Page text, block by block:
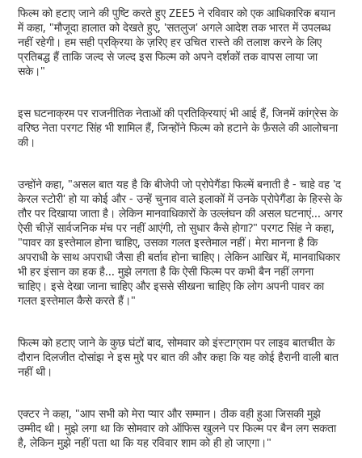
फिल्म को हटाए जाने की पुष्टि करते हुए ZEE5 ने रविवार को एक आधिकारिक बयान
में कहा, "मौजूदा हालात को देखते हुए, 'सतलुज' अगले आदेश तक भारत में उपलब्ध
नहीं रहेगी। हम सही प्रक्रिया के ज़रिए हर उचित रास्ते की तलाश करने के लिए
प्रतिबद्ध हैं ताकि जल्द से जल्द इस फिल्म को अपने दर्शकों तक वापस लाया जा
सके।"
इस घटनाक्रम पर राजनीतिक नेताओं की प्रतिक्रियाएं भी आई हैं, जिनमें कांग्रेस के
वरिष्ठ नेता परगट सिंह भी शामिल हैं, जिन्होंने फिल्म को हटाने के फ़ैसले की आलोचना
की।
उन्होंने कहा, "असल बात यह है कि बीजेपी जो प्रोपेगैंडा फिल्में बनाती है - चाहे वह 'द
केरल स्टोरी' हो या कोई और - उन्हें चुनाव वाले इलाकों में उनके प्रोपेगैंडा के हिस्से के
तौर पर दिखाया जाता है। लेकिन मानवाधिकारों के उल्लंघन की असल घटनाएं... अगर
ऐसी चीज़ें सार्वजनिक मंच पर नहीं आएंगी, तो सुधार कैसे होगा?" परगट सिंह ने कहा,
"पावर का इस्तेमाल होना चाहिए, उसका गलत इस्तेमाल नहीं। मेरा मानना ​​है कि
अपराधी के साथ अपराधी जैसा ही बर्ताव होना चाहिए। लेकिन आखिर में, मानवाधिकार
भी हर इंसान का हक है... मुझे लगता है कि ऐसी फिल्म पर कभी बैन नहीं लगना
चाहिए। इसे देखा जाना चाहिए और इससे सीखना चाहिए कि लोग अपनी पावर का
गलत इस्तेमाल कैसे करते हैं।"
फिल्म को हटाए जाने के कुछ घंटों बाद, सोमवार को इंस्टाग्राम पर लाइव बातचीत के
दौरान दिलजीत दोसांझ ने इस मुद्दे पर बात की और कहा कि यह कोई हैरानी वाली बात
नहीं थी।
एक्टर ने कहा, "आप सभी को मेरा प्यार और सम्मान। ठीक वही हुआ जिसकी मुझे
उम्मीद थी। मुझे लगा था कि सोमवार को ऑफिस खुलने पर फिल्म पर बैन लग सकता
है, लेकिन मुझे नहीं पता था कि यह रविवार शाम को ही हो जाएगा।"